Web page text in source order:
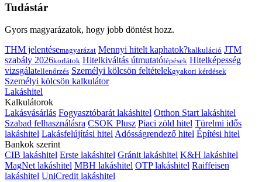
Tudástár
Gyors magyarázatok, hogy jobb döntést hozz.
THM jelentésemagyarázat Mennyi hitelt kaphatok?kalkuláció JTM
szabály 2026korlátok Hitelkiváltás útmutatólépések Hitelképesség
vizsgálatellenőrzés Személyi kölcsön feltételekgyakori kérdések
Személyi kölcsön kalkulátor
Lakáshitel
Kalkulátorok
Lakásvásárlás Fogyasztóbarát lakáshitel Otthon Start lakáshitel
Szabad felhasználásra CSOK Plusz Piaci zöld hitel Türelmi idős
lakáshitel Lakásfelújítási hitelAdósságrendező hitel Építési hitel
Bankok szerint
CIB lakáshitel Erste lakáshitel Gránit lakáshitel K&H lakáshitel
MagNet lakáshitel MBH lakáshitel OTP lakáshitel Raiffeisen
lakáshitel UniCredit lakáshitel